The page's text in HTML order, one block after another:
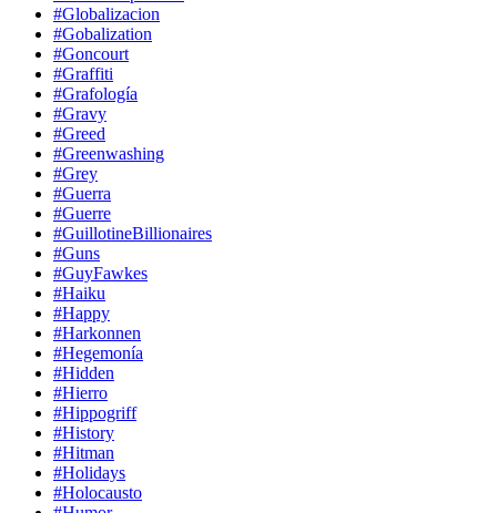
#Globalizacion
#Gobalization
#Goncourt
#Graffiti
#Grafología
#Gravy
#Greed
#Greenwashing
#Grey
#Guerra
#Guerre
#GuillotineBillionaires
#Guns
#GuyFawkes
#Haiku
#Happy
#Harkonnen
#Hegemonía
#Hidden
#Hierro
#Hippogriff
#History
#Hitman
#Holidays
#Holocausto